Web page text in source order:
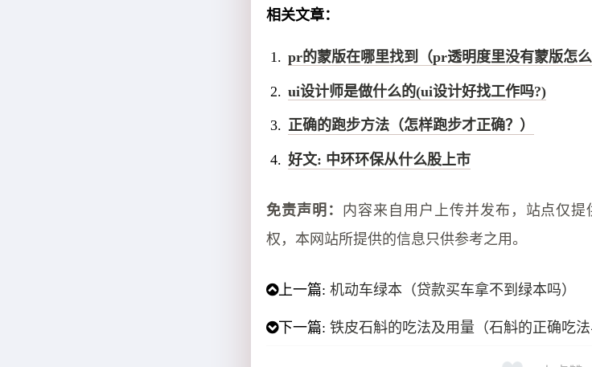
相关文章：
pr的蒙版在哪里找到（pr透明度里没有蒙版怎么
ui设计师是做什么的(ui设计好找工作吗?)
正确的跑步方法（怎样跑步才正确？）
好文: 中环环保从什么股上市
免责声明： 内容来自用户上传并发布，站点仅
权，本网站所提供的信息只供参考之用。
上一篇:机动车绿本（贷款买车拿不到绿本吗）
下一篇:铁皮石斛的吃法及用量（石斛的正确吃法